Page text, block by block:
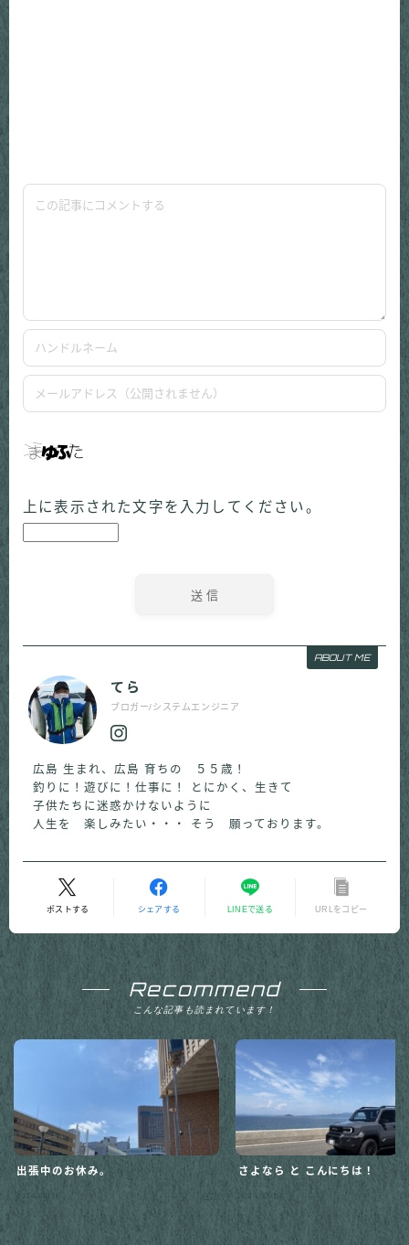
Follow Me
上に表示された文字を入力してください。
ABOUT ME
てら
ブロガー/システムエンジニア
広島 生まれ、広島 育ちの ５５歳！
釣りに！遊びに！仕事に！ とにかく、生きて
子供たちに迷惑かけないように
人生を 楽しみたい・・・ そう 願っております。
ポストする シェアする LINEで送る URLをコピー
Recommend
こんな記事も読まれています！
出張中のお休み。
2024.08.16
さよなら と こんにちは！
2026.07.28